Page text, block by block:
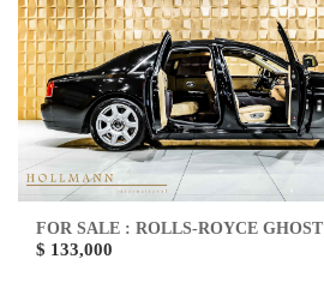
FOR SALE : ROLLS-ROYCE GHOST
$ 133,000